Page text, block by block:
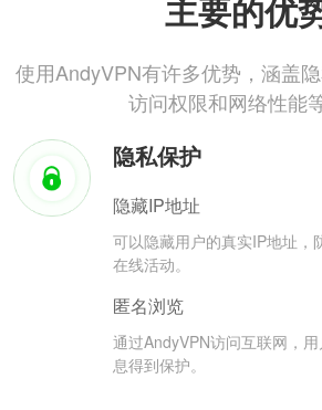
主要的优
使用AndyVPN有许多优势，涵盖隐
访问权限和网络性能
隐私保护
隐藏IP地址
可以隐藏用户的真实IP地址，
在线活动。
匿名浏览
通过AndyVPN访问互联网，
息得到保护。